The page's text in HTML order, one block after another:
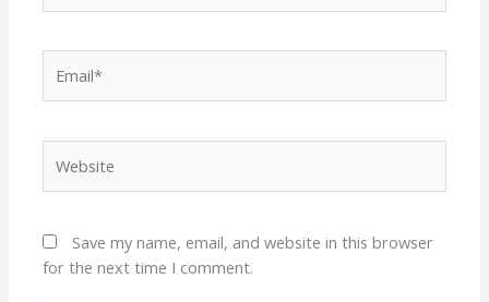
Save my name, email, and website in this browser
for the next time I comment.